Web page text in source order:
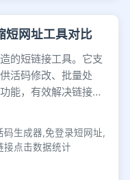
短网址工具对比
的短链接工具。它支
活码修改、批量处
能，有效解决链接被
生成器,免登录短网址,
接点击数据统计